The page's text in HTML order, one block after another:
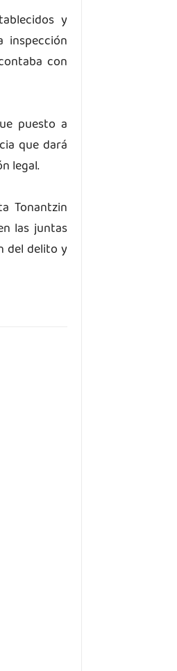
y
con
puesto a
que dará
legal.
Tonantzin
las juntas
del delito y